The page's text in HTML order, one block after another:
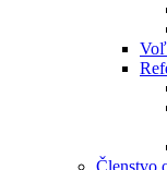
Členstvo